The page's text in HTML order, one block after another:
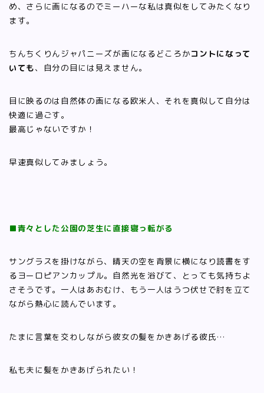
め、さらに画になるのでミーハーな私は真似をしてみたくなり
ます。
ちんちくりんジャパニーズが画になるどころかコントになって
いても、自分の目には見えません。
目に映るのは自然体の画になる欧米人、それを真似して自分は
快適に過ごす。
最高じゃないですか！
早速真似してみましょう。
■青々とした公園の芝生に直接寝っ転がる
サングラスを掛けながら、晴天の空を背景に横になり読書をす
るヨーロピアンカップル。自然光を浴びて、とっても気持ちよ
さそうです。一人はあおむけ、もう一人はうつ伏せで肘を立て
ながら熱心に読んでいます。
たまに言葉を交わしながら彼女の髪をかきあげる彼氏…
私も夫に髪をかきあげられたい！